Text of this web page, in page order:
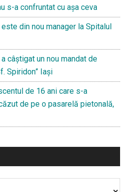
s-a confruntat cu așa ceva
din nou manager la Spitalul
câștigat un nou mandat de
Spiridon” Iași
de 16 ani care s-a
de pe o pasarelă pietonală,